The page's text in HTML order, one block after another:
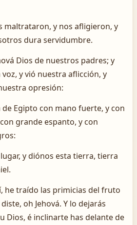
maltrataron, y nos afligieron, y
dura servidumbre.
Dios de nuestros padres; y
y vió nuestra aflicción, y
opresión:
de Egipto con mano fuerte, y con
grande espanto, y con
y diónos esta tierra, tierra
he traído las primicias del fruto
oh Jehová. Y lo dejarás
Dios, é inclinarte has delante de